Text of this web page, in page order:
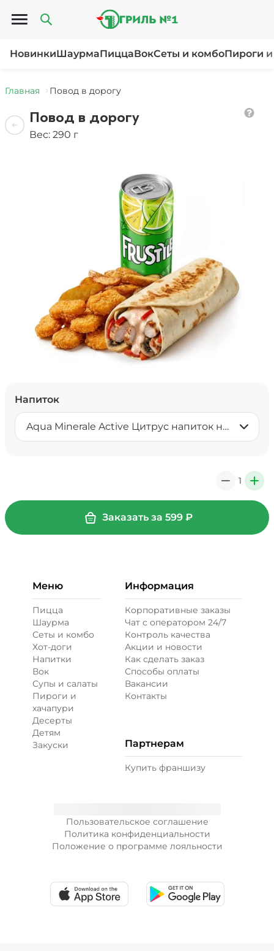
Открыть меню
НовинкиШаурмаПиццаВокСеты и комбоПироги
Главная Повод в дорогу
Повод в дорогу
Вес: 290 г
Напиток
Aqua Minerale Active Цитрус напиток негазированный 0,5 л
1 +
Заказать за 599₽
Пользовательское соглашение
Политика конфиденциальности
Положение о программе лояльности
Меню
Пицца
Шаурма
Сеты и комбо
Хот-доги
Напитки
Вок
Супы и салаты
Пироги и
хачапури
Десерты
Детям
Закуски
Информация
Корпоративные заказы
Чат с оператором 24/7
Контроль качества
Акции и новости
Как сделать заказ
Способы оплаты
Вакансии
Контакты
Партнерам
Купить франшизу